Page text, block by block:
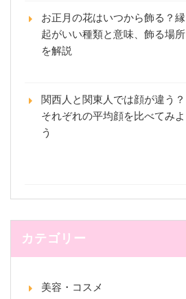
お正月の花はいつから飾る？縁
起がいい種類と意味、飾る場所
を解説
関西人と関東人では顔が違う？
それぞれの平均顔を比べてみよ
う
カテゴリー
美容・コスメ